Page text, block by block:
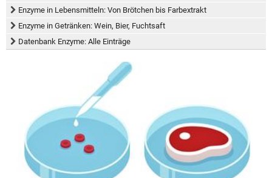
Enzyme in Lebensmitteln: Von Brötchen bis Farbextrakt
Enzyme in Getränken: Wein, Bier, Fuchtsaft
Datenbank Enzyme: Alle Einträge